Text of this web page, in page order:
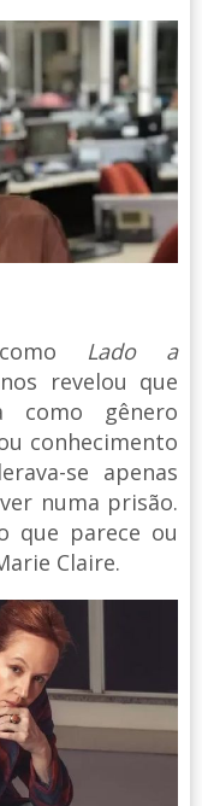
Lado a
revelou que
como gênero
conhecimento
se apenas
numa prisão.
que parece ou
Claire.